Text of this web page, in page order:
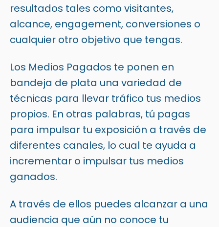
resultados tales como visitantes,
alcance, engagement, conversiones o
cualquier otro objetivo que tengas.
Los Medios Pagados te ponen en
bandeja de plata una variedad de
técnicas para llevar tráfico tus medios
propios. En otras palabras, tú pagas
para impulsar tu exposición a través de
diferentes canales, lo cual te ayuda a
incrementar o impulsar tus medios
ganados.
A través de ellos puedes alcanzar a una
audiencia que aún no conoce tu